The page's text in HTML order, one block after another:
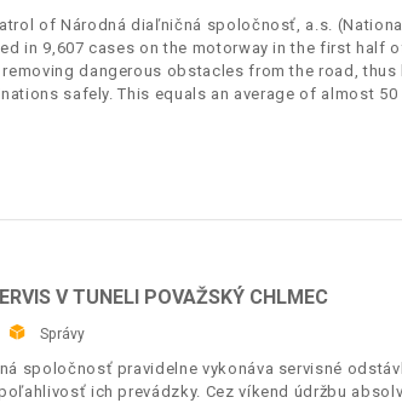
of Národná diaľničná spoločnosť, a.s.
in 9,607 cases on the motorway in the first half
removing dangerous obstacles from the road,
safely. This equals an average of almost
V TUNELI POVAŽSKÝ CHLMEC
Správy
spoločnosť pravidelne vykonáva servisné
ich prevádzky. Cez víkend údržbu